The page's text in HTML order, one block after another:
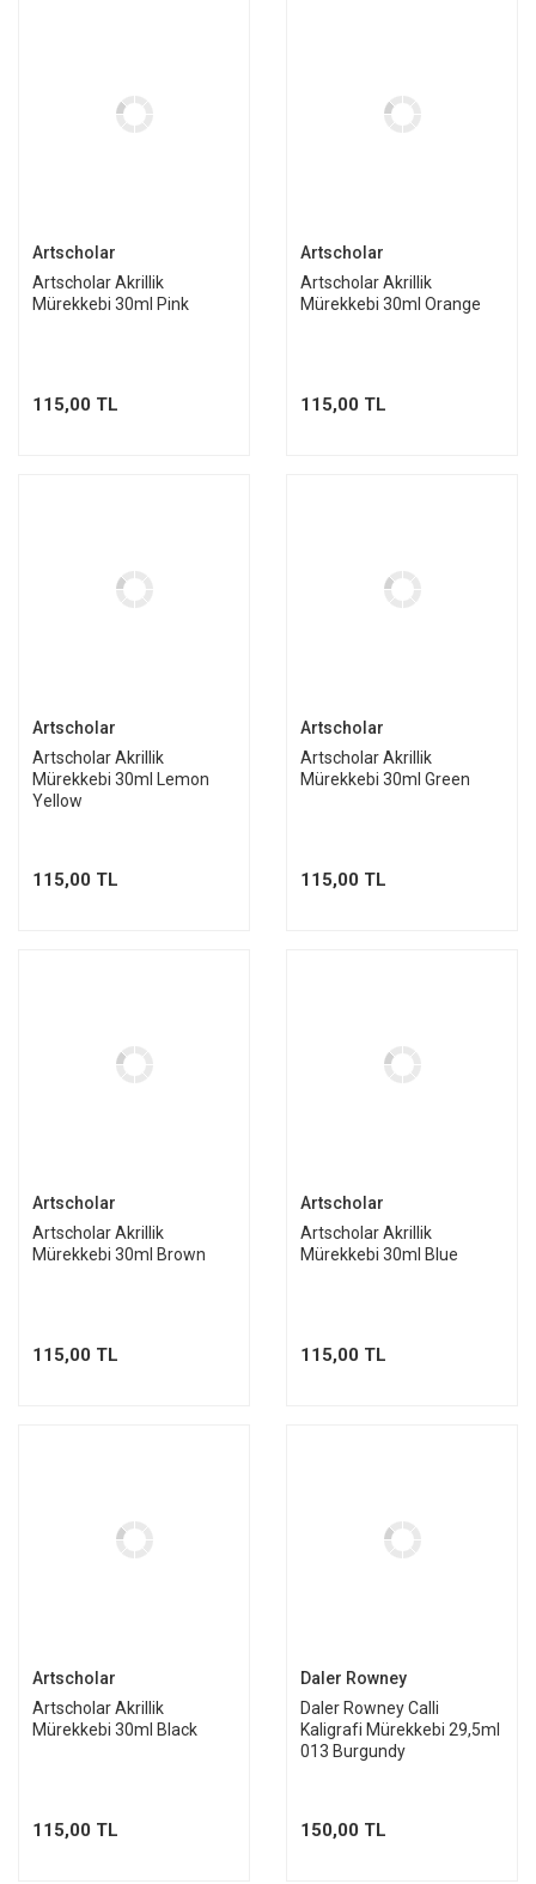
Artscholar
Artscholar Akrillik
Mürekkebi 30ml Pink
115,00 TL
Artscholar
Artscholar Akrillik
Mürekkebi 30ml Orange
115,00 TL
Artscholar
Artscholar Akrillik
Mürekkebi 30ml Lemon
Yellow
115,00 TL
Artscholar
Artscholar Akrillik
Mürekkebi 30ml Green
115,00 TL
Artscholar
Artscholar Akrillik
Mürekkebi 30ml Brown
115,00 TL
Artscholar
Artscholar Akrillik
Mürekkebi 30ml Blue
115,00 TL
Artscholar
Artscholar Akrillik
Mürekkebi 30ml Black
115,00 TL
Daler Rowney
Daler Rowney Calli
Kaligrafi Mürekkebi 29,5ml
013 Burgundy
150,00 TL